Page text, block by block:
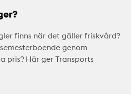
finns när det gäller friskvård?
genom
pris? Här ger Transports